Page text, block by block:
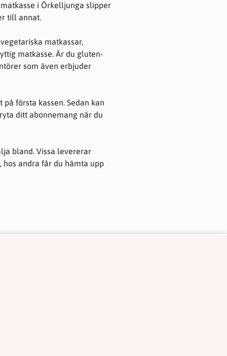
i Örkelljunga slipper
till annat.
matkassar,
matkasse. Är du gluten-
som även erbjuder
första kassen. Sedan kan
ditt abonnemang när du
bland. Vissa levererar
andra får du hämta upp